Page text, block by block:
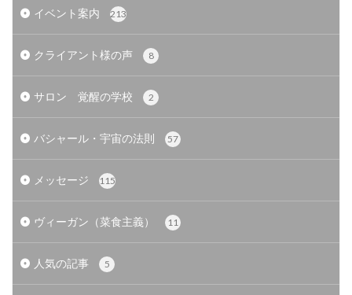
イベント案内 213
クライアント様の声 8
サロン 覚醒の学校 2
バシャール・宇宙の法則 57
メッセージ 115
ヴィーガン（菜食主義） 11
人気の記事 5